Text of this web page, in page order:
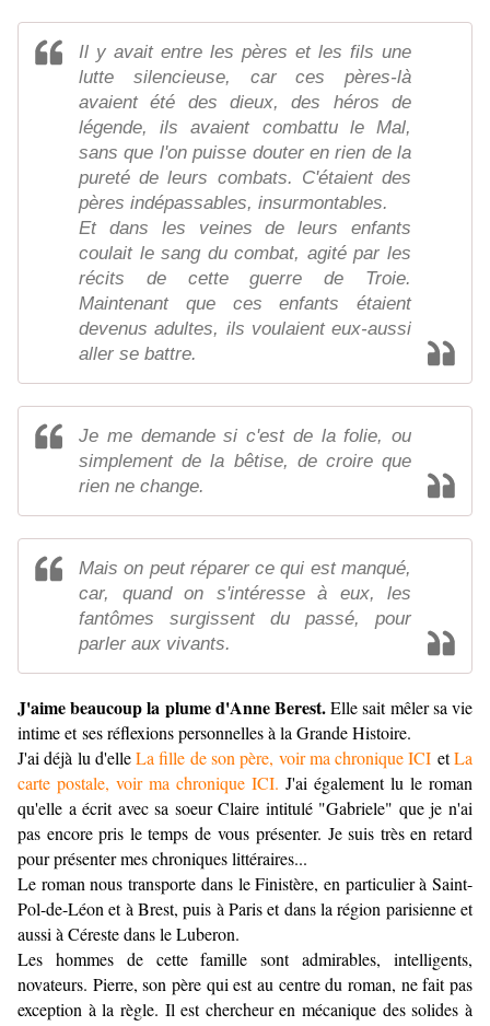
Il y avait entre les pères et les fils une
lutte silencieuse, car ces pères-là
avaient été des dieux, des héros de
légende, ils avaient combattu le Mal,
sans que l'on puisse douter en rien de la
pureté de leurs combats. C'étaient des
pères indépassables, insurmontables.
Et dans les veines de leurs enfants
coulait le sang du combat, agité par les
récits de cette guerre de Troie.
Maintenant que ces enfants étaient
devenus adultes, ils voulaient eux-aussi
aller se battre.
Je me demande si c'est de la folie, ou
simplement de la bêtise, de croire que
rien ne change.
Mais on peut réparer ce qui est manqué,
car, quand on s'intéresse à eux, les
fantômes surgissent du passé, pour
parler aux vivants.
J'aime beaucoup la plume d'Anne Berest.Elle sait mêler sa vie
intime et ses réflexions personnelles à la Grande Histoire.
J'ai déjà lu d'elleLa fille de son père, voir ma chronique ICI etLa
carte postale, voir ma chronique ICI. J'ai également lu le roman
qu'elle a écrit avec sa soeur Claire intitulé "Gabriele" que je n'ai
pas encore pris le temps de vous présenter. Je suis très en retard
pour présenter mes chroniques littéraires...
Le roman nous transporte dans le Finistère, en particulier à Saint-
Pol-de-Léon et à Brest, puis à Paris et dans la région parisienne et
aussi à Céreste dans le Luberon.
Les hommes de cette famille sont admirables, intelligents,
novateurs. Pierre, son père qui est au centre du roman, ne fait pas
exception à la règle. Il est chercheur en mécanique des solides à